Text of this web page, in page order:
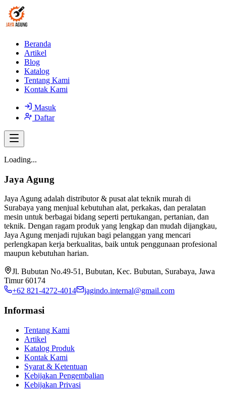
Beranda
Artikel
Blog
Katalog
Tentang Kami
Kontak Kami
Masuk
Daftar
Loading...
Jaya Agung
Jaya Agung adalah distributor & pusat alat teknik murah di
Surabaya yang menjual kebutuhan alat, perkakas, dan peralatan
mesin untuk berbagai bidang seperti pertukangan, pertanian, dan
teknik. Dengan ragam produk yang lengkap dan mudah dijangkau,
Jaya Agung menjadi rujukan bagi pelanggan yang mencari
perlengkapan kerja berkualitas, baik untuk penggunaan profesional
maupun kebutuhan harian.
Jl. Bubutan No.49-51, Bubutan, Kec. Bubutan, Surabaya, Jawa
Timur 60174
+62 821-4272-4014
jagindo.internal@gmail.com
Informasi
Tentang Kami
Artikel
Katalog Produk
Kontak Kami
Syarat & Ketentuan
Kebijakan Pengembalian
Kebijakan Privasi